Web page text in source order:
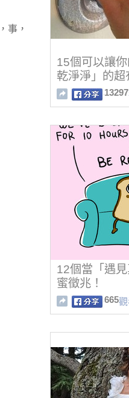
事，
15個可以讓
乾淨淨」的超
13297
12個當「遇
蜜徵兆！
665